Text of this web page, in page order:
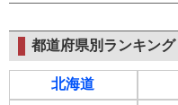
都道府県別ランキング
北海道